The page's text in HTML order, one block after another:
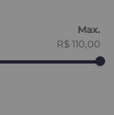
R$ 110,00